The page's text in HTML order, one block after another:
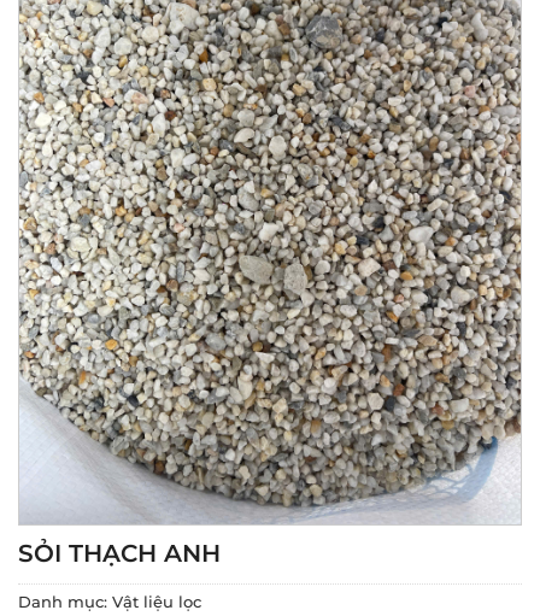
SỎI THẠCH ANH
Danh mục: Vật liệu lọc